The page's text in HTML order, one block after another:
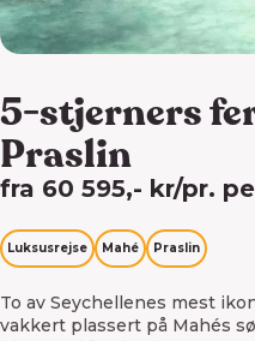
5-stjerners
Praslin
fra 60 595,- kr/pr.
Luksusrejse Mahé Praslin
To av Seychellenes mest
vakkert plassert på Mahés